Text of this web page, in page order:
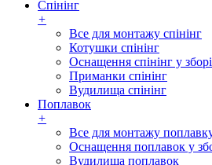
Спінінг
+
Все для монтажу спінінг
Котушки спінінг
Оснащення спінінг у зборі
Приманки спінінг
Вудилища спінінг
Поплавок
+
Все для монтажу
Оснащення поплавок у
Вудилища поплавок